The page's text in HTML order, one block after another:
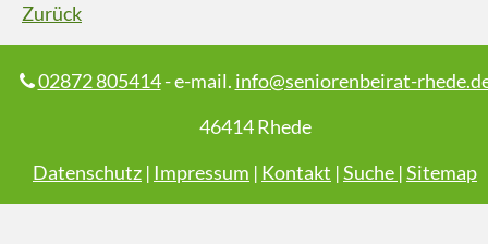
Zurück
02872 805414- e-mail. info@seniorenbeirat-
46414 Rhede
Datenschutz | Impressum | Kontakt |Suche |Sitemap